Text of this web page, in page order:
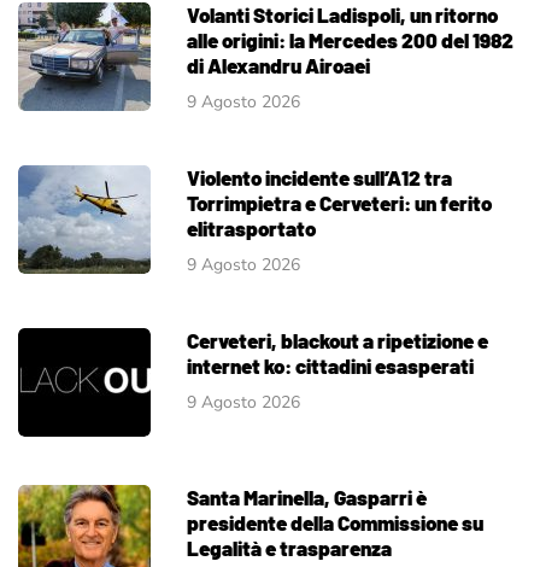
Volanti Storici Ladispoli, un ritorno
alle origini: la Mercedes 200 del 1982
di Alexandru Airoaei
9 Agosto 2026
Violento incidente sull’A12 tra
Torrimpietra e Cerveteri: un ferito
elitrasportato
9 Agosto 2026
Cerveteri, blackout a ripetizione e
internet ko: cittadini esasperati
9 Agosto 2026
Santa Marinella, Gasparri è
presidente della Commissione su
Legalità e trasparenza